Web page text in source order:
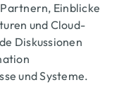
Einblicke
und Cloud-
Diskussionen
und Systeme.